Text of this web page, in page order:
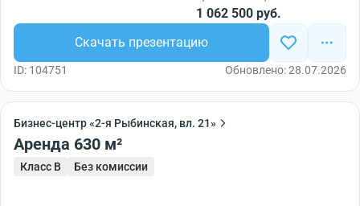
1 062 500 руб.
Скачать презентацию
ID: 104751 Обновлено: 28.07.2026
Бизнес-центр «2-я Рыбинская, вл. 21»
Аренда 630 м²
Класс B Без комиссии